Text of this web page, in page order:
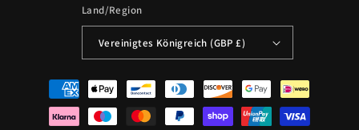
Land/Region
Vereinigtes Königreich (GBP £)
Zahlungsmethoden